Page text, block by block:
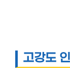
고강도